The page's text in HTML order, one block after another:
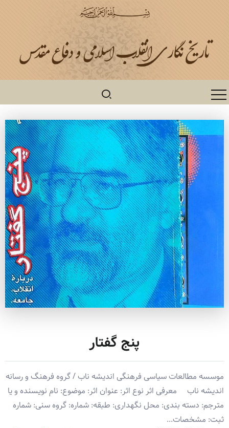
پنج گفتار
موسسه مطالعات سیاسی فرهنگی اندیشه ناب / گروه فرهنگ و رسانه
اندیشه ناب معرفی اثر نوع اثر: عنوان اثر: موضوع: نام نویسنده و یا
مترجم: دسته بندی: محل نگهداری: طبقه: شماره: گروه سنی: شماره
ثبت: مشخصات...